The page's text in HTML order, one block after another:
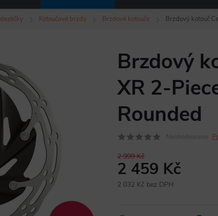
Kotoučové brzdy Brzdové kotouče Brzdový kotouč
Brzdový
XR 2-
Rounded
2 999 Kč
2 459 Kč
2 032 Kč bez DPH